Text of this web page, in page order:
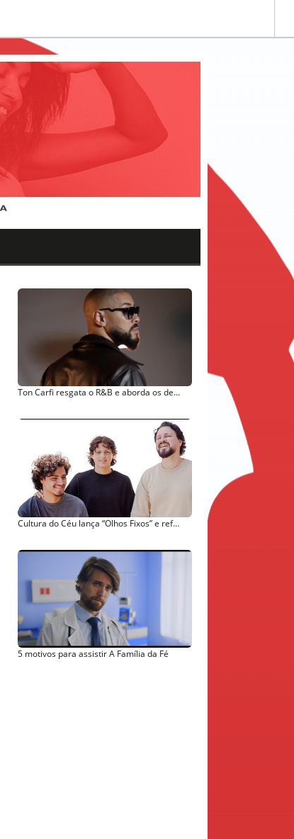
Ton Carfi resgata o R&B e aborda os desafios reais do amor no EP “Cantares”
Cultura do Céu lança “Olhos Fixos” e reforça mensagem de entrega absoluta a Jesus
5 motivos para assistir A Família da Fé